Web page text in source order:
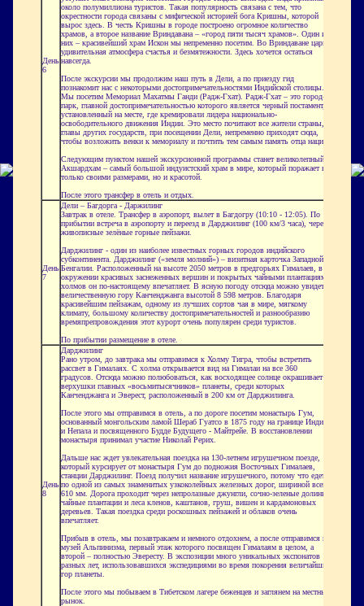
День
6
около полумиллиона туристов. Такая популярность связана с тем, что
окрестности города связаны с мифической историей бога Кришны, которой
вырос здесь. В честь Кришны в городе построено огромное количество
храмов, а второе название Вриндавана – «город пяти тысяч храмов». Один из
них – красивейший храм Искон мы непременно посетим. Во Вриндаване царит
удивительная атмосфера счастья и безмятежности. Здесь хочется остаться
навсегда.
После экскурсии мы продолжим наш путь в Дели, а по приезду гид
познакомит нас с некоторыми достопримечательностями Индийской столицы.
Мы посетим Мемориал Махатмы Ганди (Радж-Гхат). Радж-Гхат– это город-
парк, главной достопримечательностью которого является черный постамент,
установленный на месте, где кремировали лидера национально-
освободительного движения Индии. Это место почитаютвсе жители страны, а
главы других государств, при посещении Дели, непременно приходят сюда,
чтобы возложить венки к мемориалу и почтить тем самым память отца нации.
Следующим пунктом нашей экскурсионной программы станет великолепный
Акшардхам – самый большой индуистский храм в мире, который поражает не
только своими размерами, но и красотой.
После этого трансфер в отель и отдых.
День
7
Дели – Багдорга - Даржилинг
Завтрак в отеле. Трансфер в аэропорт, вылет в Багдогру (10:10 - 12:05). По
прибытии встреча в аэропорту и переезд в Дарджилинг (100 км/3 часа), через
живописные зелёные горные пейзажи.
Дарджилинг - один из наиболее известных горных городов индийского
субконтинента. Дарджилинг («земля молний») – визитная карточка Западной
Бенгалии. Расположенный на высоте 2050 метров в предгорьях Гималаев, в
окружении красивых заснеженных вершин и покрытых чайными плантациями
холмов он по-настоящему впечатляет. В ясную погоду отсюда можно увидеть
величественную гору Канченджанга высотой 8 598 метров. Благодаря
красивейшим пейзажам, одному из лучших сортов чая в мире, мягкому
климату, большому количеству достопримечательностей и разнообразию
времяпрепровождения этот курорт очень популярен среди туристов.
По прибытии размещение в отеле.
День
8
Дарджилинг
Рано утром, до завтрака мы отправимся к Холму Тигра, чтобы встретить
рассвет в Гималаях. С холма открывается вид на Гималаи на все 360
градусов. Отсюда можно полюбоваться, как восходящее солнце окрашивает
верхушки главных «восьмитысячников» планеты, среди которых
Канченджанга и Эверест, расположенный в 200 км от Дарджилинга.
После этого мы отправимся в отель, а по дороге посетим монастырь Гум
основанный монгольским ламой Шераб Гуатсо в 1875 году на границе Индии
и Непала и посвященного Будде Будущего - Майтрейе . В восстановлении
монастыря принимал участие Николай Рерих.
Дальше нас ждет увлекательная поездка на 130-летнем игрушечном поезде,
который курсирует от монастыря Гум до подножия Восточных Гималаев,
станции Дарджилинг. Поезд получил название игрушечного, потому что едет
по одной из самых знаменитых узкоколейных железных дорог, шириной всего
610 мм. Дорога проходит через непролазные джунгли, сочно-зеленые долины,
чайные плантации и леса кленов, каштанов, груш, вишен и кардамоновых
деревьев. Такая поездка среди роскошных пейзажей и облаков очень
впечатляет.
Прибыв в отель, мы позавтракаем и немного отдохнем, а после отправимся в
музей Альпинизма, первый этаж которого посвящен Гималаям в целом, а
второй – полностью Эвересту. В экспозиции много уникальных экспонатов
разных лет, использовавшихся экспедициями во время покорения величайших
гор планеты.
После этого мы побываем в Тибетском лагере беженцев и заглянем на местный
рынок.